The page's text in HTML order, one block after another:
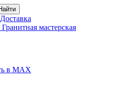
Доставка
Гранитная мастерская